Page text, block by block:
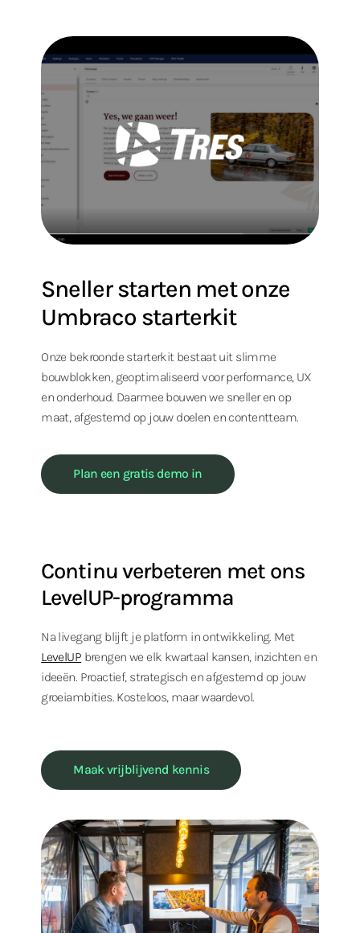
Sneller starten met onze
Umbraco starterkit
Onze bekroonde starterkit bestaat uit slimme
bouwblokken, geoptimaliseerd voor performance, UX
en onderhoud. Daarmee bouwen we sneller en op
maat, afgestemd op jouw doelen en contentteam.
Plan een gratis demo in
Continu verbeteren met ons
LevelUP-programma
Na livegang blijft je platform in ontwikkeling. Met
LevelUP brengen we elk kwartaal kansen, inzichten en
ideeën. Proactief, strategisch en afgestemd op jouw
groeiambities. Kosteloos, maar waardevol.
Maak vrijblijvend kennis